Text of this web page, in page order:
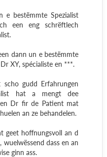
e bestëmmte Spezialist
een eng schrëftlech
dann un e bestëmmte
XY, spécialiste en ***.
gudd Erfahrungen
hat a mengt dee
Dr fir de Patient mat
an ze behandelen.
geet hoffnungsvoll an d
dass en an
ginn ass.